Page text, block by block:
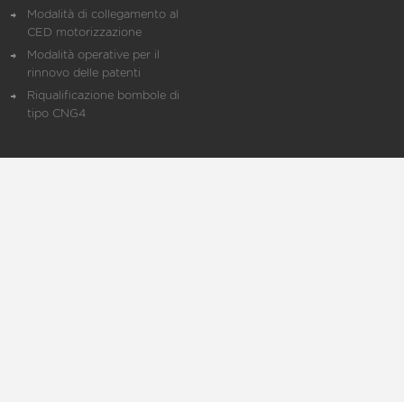
Modalità di collegamento al
CED motorizzazione
Modalità operative per il
rinnovo delle patenti
Riqualificazione bombole di
tipo CNG4